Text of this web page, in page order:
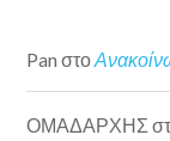
Pan στο
ΟΜΑΔΑΡΧΗΣ